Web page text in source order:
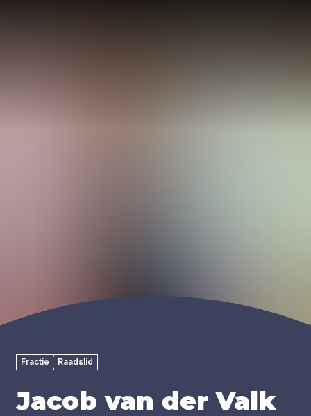
Fractie Raadslid
Jacob van der Valk